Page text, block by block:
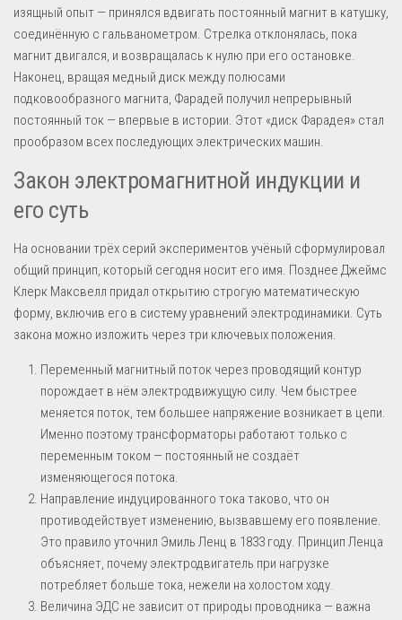
изящный опыт — принялся вдвигать постоянный магнит в катушку,
соединённую с гальванометром. Стрелка отклонялась, пока
магнит двигался, и возвращалась к нулю при его остановке.
Наконец, вращая медный диск между полюсами
подковообразного магнита, Фарадей получил непрерывный
постоянный ток — впервые в истории. Этот «диск Фарадея» стал
прообразом всех последующих электрических машин.
Закон электромагнитной индукции и
его суть
На основании трёх серий экспериментов учёный сформулировал
общий принцип, который сегодня носит его имя. Позднее Джеймс
Клерк Максвелл придал открытию строгую математическую
форму, включив его в систему уравнений электродинамики. Суть
закона можно изложить через три ключевых положения.
Переменный магнитный поток через проводящий контур
порождает в нём электродвижущую силу. Чем быстрее
меняется поток, тем большее напряжение возникает в цепи.
Именно поэтому трансформаторы работают только с
переменным током — постоянный не создаёт
изменяющегося потока.
Направление индуцированного тока таково, что он
противодействует изменению, вызвавшему его появление.
Это правило уточнил Эмиль Ленц в 1833 году. Принцип Ленца
объясняет, почему электродвигатель при нагрузке
потребляет больше тока, нежели на холостом ходу.
Величина ЭДС не зависит от природы проводника — важна